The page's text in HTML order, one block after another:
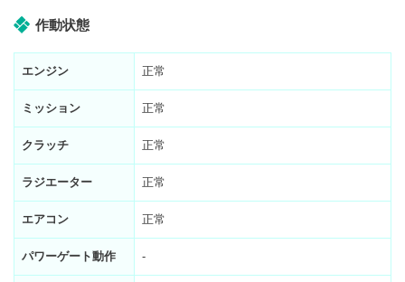
作動状態
エンジン 正常
ミッション 正常
クラッチ 正常
ラジエーター 正常
エアコン 正常
パワーゲート動作 -